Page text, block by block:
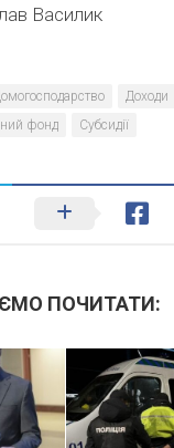
Василик
Доходи
фонд Субсидії
ПОЧИТАТИ: